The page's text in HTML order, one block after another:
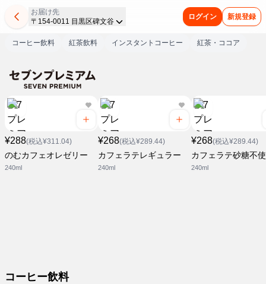
お届け先
〒154-0011 目黒区碑文谷
ログイン 新規登録
コーヒー飲料 紅茶飲料 インスタントコーヒー 紅茶・ココア
¥288(税込¥311.04)
のむカフェオレゼリー
240ml
¥268(税込¥289.44)
カフェラテレギュラー
240ml
¥268(税込¥289.44)
カフェラテ砂糖不
240ml
コーヒー飲料